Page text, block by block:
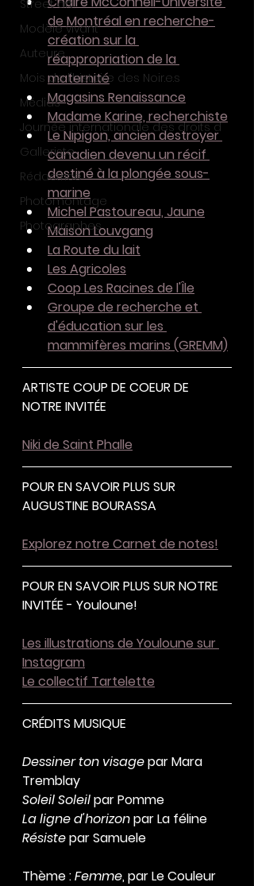
Street art
Modèle vivant
Auteure
Mois de l'histoire des Noir.e.s
Médias
Journée internationale des droits d
Galleriste
Rédactrice
Photomontage
Photographes
de Montréal en recherche-
création sur la
réappropriation de la
maternité
Magasins Renaissance
Madame Karine, recherchiste
Le Nipigon, ancien destroyer
canadien devenu un récif
destiné à la plongée sous-
marine
Michel Pastoureau, Jaune
Maison Louvgang
La Route du lait
Les Agricoles
Coop Les Racines de l'Île
Groupe de recherche et
d'éducation sur les
mammifères marins (GREMM)
ARTISTE COUP DE COEUR DE
NOTRE INVITÉE
Niki de Saint Phalle
POUR EN SAVOIR PLUS SUR
AUGUSTINE BOURASSA
Explorez notre Carnet de notes!
POUR EN SAVOIR PLUS SUR NOTRE
INVITÉE - Youloune!
Les illustrations de Youloune sur
Instagram
Le collectif Tartelette
CRÉDITS MUSIQUE
Dessiner ton visage par Mara
Tremblay
Soleil Soleil par Pomme
La ligne d'horizon par La féline
Résiste par Samuele
Thème : Femme, par Le Couleur